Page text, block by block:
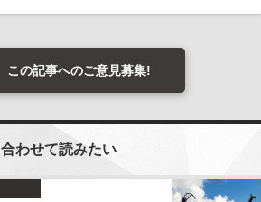
この記事へのご意見募集!
合わせて読みたい